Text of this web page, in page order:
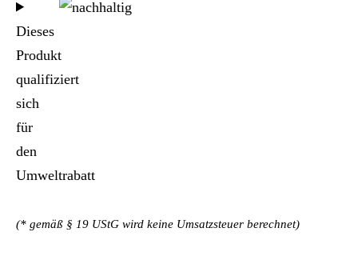
Dieses
Produkt
qualifiziert
sich
für
den
Umweltrabatt
(* gemäß § 19 UStG wird keine Umsatzsteuer berechnet)